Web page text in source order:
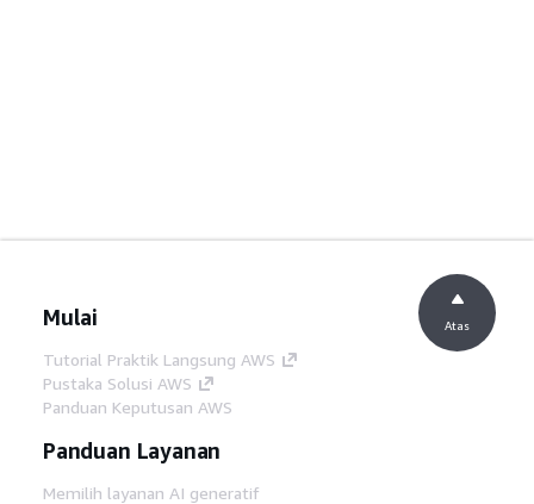
Mulai
Tutorial Praktik Langsung AWS
Pustaka Solusi AWS
Panduan Keputusan AWS
Panduan Layanan
Memilih layanan AI generatif
Atas